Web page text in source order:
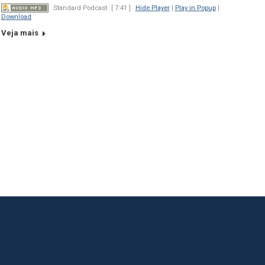
Standard Podcast [ 7:41 ] Hide Player| Play in Popup|
Download
Veja mais